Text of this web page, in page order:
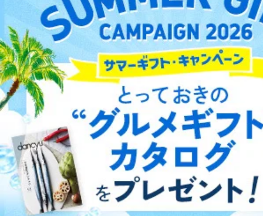
ご利用方法はこちら
総合案内
アフィリエイト 採用情報
プレスリリース お問い合わせ
利用規約プライバシーポリシー 特定商取引法に基づく表示
出版社の皆様へ
投資家の皆様へサイトマップ
©︎2002 FUJISAN MAGAZINE SERVICE CO., Ltd.